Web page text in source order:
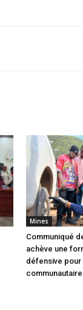
Mines
Communiqué
achève une
défensive